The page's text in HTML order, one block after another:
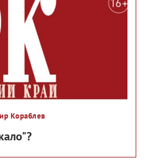
Кораблев